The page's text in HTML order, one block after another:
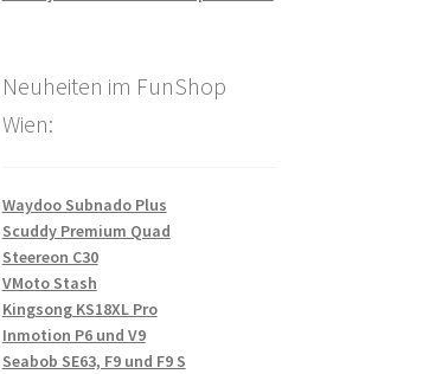
Neuheiten im FunShop
Wien:
Waydoo Subnado Plus
Scuddy Premium Quad
Steereon C30
VMoto Stash
Kingsong KS18XL Pro
Inmotion P6 und V9
Seabob SE63, F9 und F9 S